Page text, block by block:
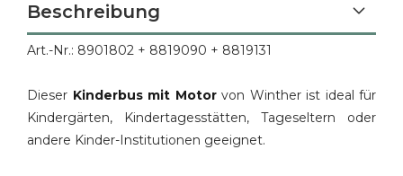
Beschreibung
Art.-Nr.: 8901802 + 8819090 + 8819131
Dieser Kinderbus mit Motorvon Winther ist ideal für
Kindergärten, Kindertagesstätten, Tageseltern oder
andere Kinder-Institutionen geeignet.